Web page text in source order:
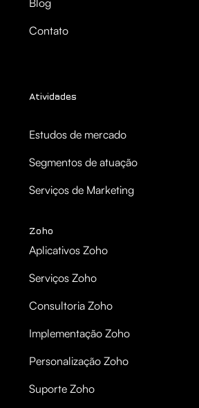
Contato
Atividades
Estudos de mercado
Segmentos de atuação
Serviços de Marketing
Zoho
Aplicativos Zoho
Serviços Zoho
Consultoria Zoho
Implementação Zoho
Personalização Zoho
Suporte Zoho